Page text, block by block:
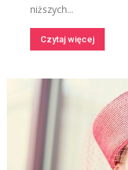
niższych...
Czytaj więcej